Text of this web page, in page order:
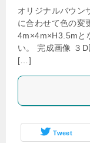
オリジナルバウン
に合わせて色の変
4m×4m×H3.5mと
い。 完成画像 ３
[…]
Tweet